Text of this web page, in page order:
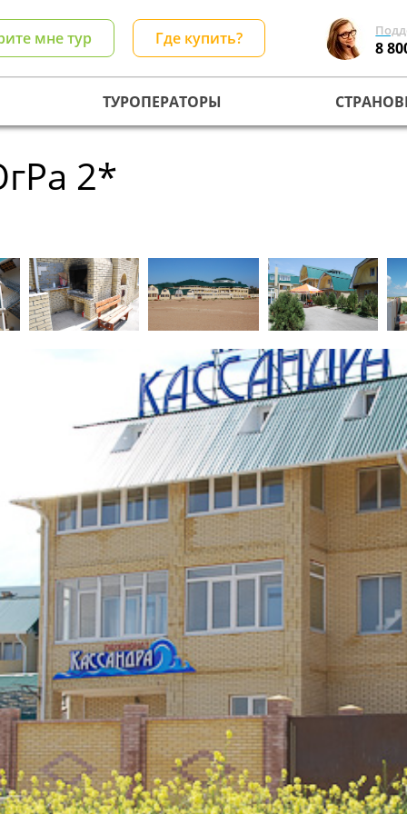
мне тур Где купить? 8
ТУРОПЕРАТОРЫ
2*